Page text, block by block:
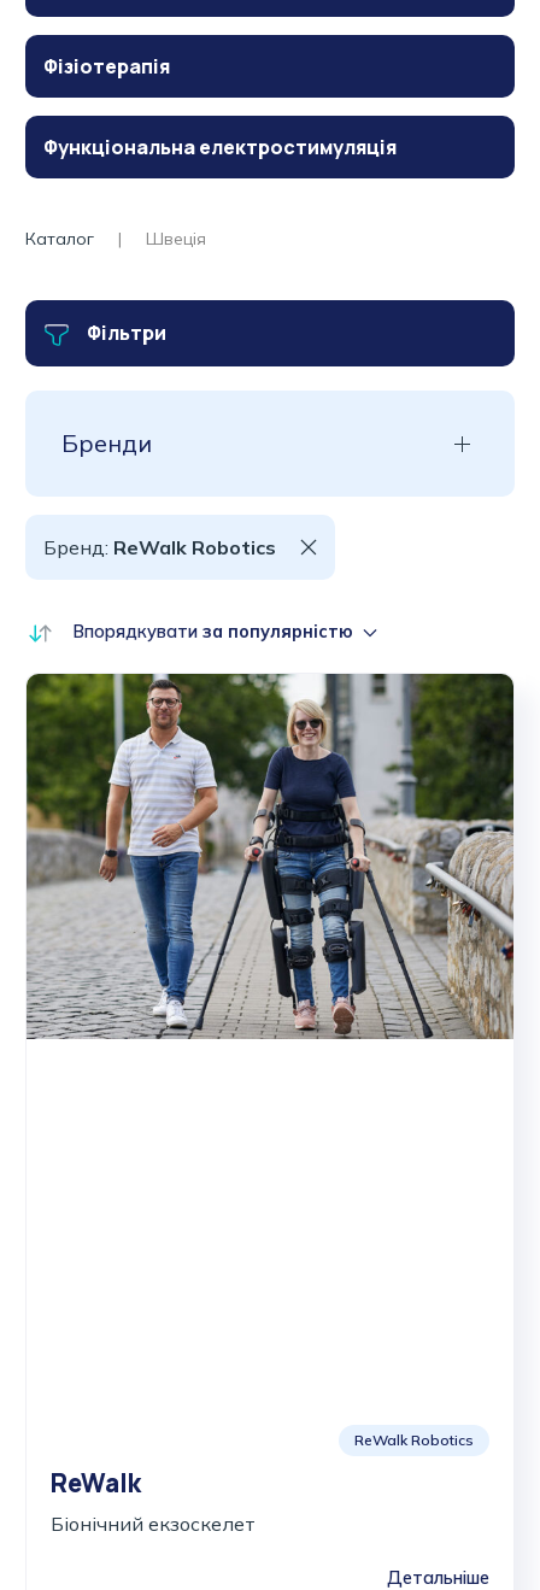
Фізіотерапія
Функціональна електростимуляція
Каталог Швеція
Фільтри
Бренди
Бренд: ReWalk Robotics
Впорядкувати за популярністю
ReWalk Robotics
ReWalk
Біонічний екзоскелет
Детальніше